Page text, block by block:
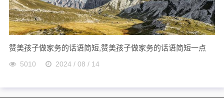
赞美孩子做家务的话语简短,赞美孩子做家务的话语简短一点
5010 2024 / 08 / 14